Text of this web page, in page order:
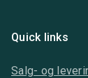
Quick links
Salg- og